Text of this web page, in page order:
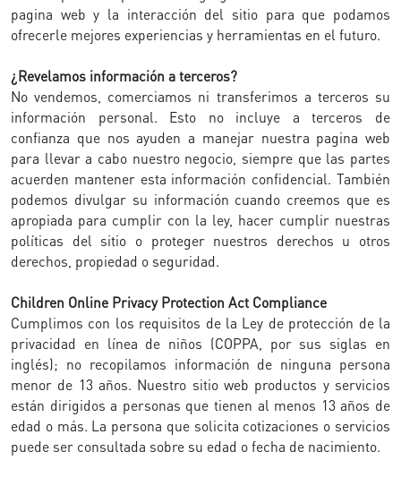
pagina web y la interacción del sitio para que podamos
ofrecerle mejores experiencias y herramientas en el futuro.
¿Revelamos información a terceros?
No vendemos, comerciamos ni transferimos a terceros su
información personal. Esto no incluye a terceros de
confianza que nos ayuden a manejar nuestra pagina web
para llevar a cabo nuestro negocio, siempre que las partes
acuerden mantener esta información confidencial. También
podemos divulgar su información cuando creemos que es
apropiada para cumplir con la ley, hacer cumplir nuestras
políticas del sitio o proteger nuestros derechos u otros
derechos, propiedad o seguridad.
Children Online Privacy Protection Act Compliance
Cumplimos con los requisitos de la Ley de protección de la
privacidad en línea de niños (COPPA, por sus siglas en
inglés); no recopilamos información de ninguna persona
menor de 13 años. Nuestro sitio web productos y servicios
están dirigidos a personas que tienen al menos 13 años de
edad o más. La persona que solicita cotizaciones o servicios
puede ser consultada sobre su edad o fecha de nacimiento.